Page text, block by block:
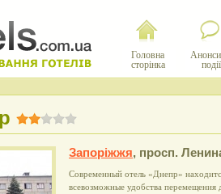
Головна
сторінка
події
Запоріжжя, просп.
Современный отель «Днепр»
всевозможные удобства перемещения